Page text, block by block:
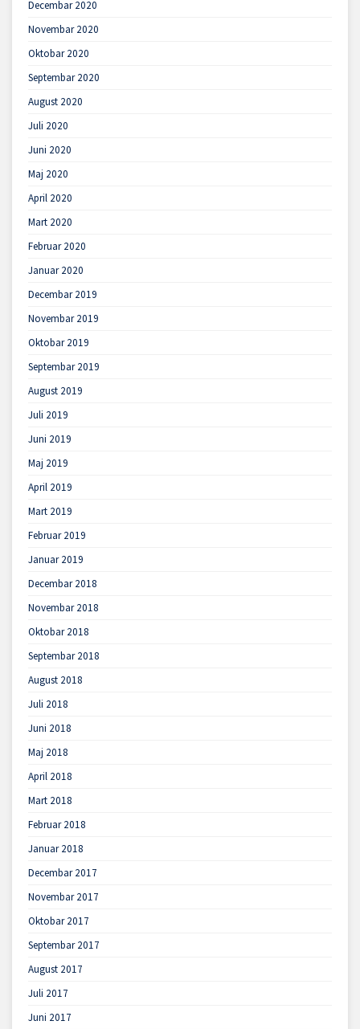
Decembar 2020
Novembar 2020
Oktobar 2020
Septembar 2020
August 2020
Juli 2020
Juni 2020
Maj 2020
April 2020
Mart 2020
Februar 2020
Januar 2020
Decembar 2019
Novembar 2019
Oktobar 2019
Septembar 2019
August 2019
Juli 2019
Juni 2019
Maj 2019
April 2019
Mart 2019
Februar 2019
Januar 2019
Decembar 2018
Novembar 2018
Oktobar 2018
Septembar 2018
August 2018
Juli 2018
Juni 2018
Maj 2018
April 2018
Mart 2018
Februar 2018
Januar 2018
Decembar 2017
Novembar 2017
Oktobar 2017
Septembar 2017
August 2017
Juli 2017
Juni 2017